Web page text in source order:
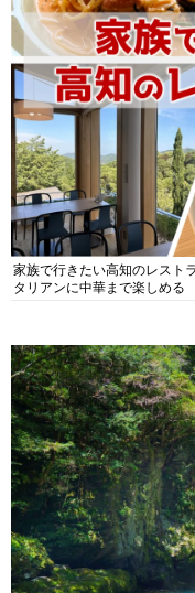
家族で行きたい高知のレスト
タリアンに中華まで楽しめる